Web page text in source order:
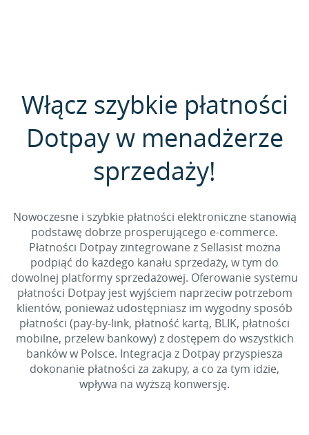
Włącz szybkie płatności
Dotpay w menadżerze
sprzedaży!
Nowoczesne i szybkie płatności elektroniczne stanowią
podstawę dobrze prosperującego e-commerce.
Płatności Dotpay zintegrowane z Sellasist można
podpiąć do każdego kanału sprzedaży, w tym do
dowolnej platformy sprzedażowej. Oferowanie systemu
płatności Dotpay jest wyjściem naprzeciw potrzebom
klientów, ponieważ udostępniasz im wygodny sposób
płatności (pay-by-link, płatność kartą, BLIK, płatności
mobilne, przelew bankowy) z dostępem do wszystkich
banków w Polsce. Integracja z Dotpay przyspiesza
dokonanie płatności za zakupy, a co za tym idzie,
wpływa na wyższą konwersję.